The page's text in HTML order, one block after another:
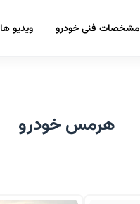
مشخصات فنی خودرو ویدیو ها
هرمس خودرو